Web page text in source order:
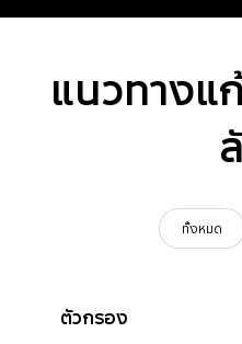
แนวทางแ
ทั้งหมด
ตัวกรอง